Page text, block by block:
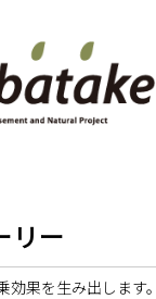
リー
果を生み出します。